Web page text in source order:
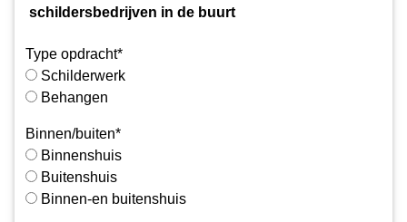
schildersbedrijven in de buurt
Type opdracht*
Schilderwerk
Behangen
Binnen/buiten*
Binnenshuis
Buitenshuis
Binnen-en buitenshuis